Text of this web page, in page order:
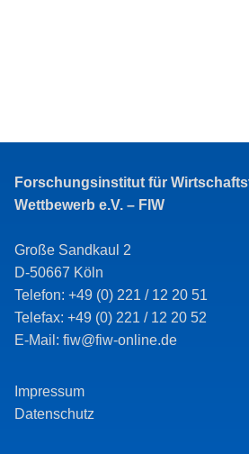
Forschungsinstitut für
Wettbewerb e.V. – FIW
Große Sandkaul 2
D-50667 Köln
Telefon: +49 (0) 221 / 12 20 51
Telefax: +49 (0) 221 / 12 20 52
E-Mail: fiw@fiw-online.de
Impressum
Datenschutz